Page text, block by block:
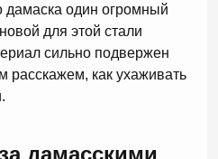
дамаска один огромный
для этой стали
сильно подвержен
расскажем, как ухаживать